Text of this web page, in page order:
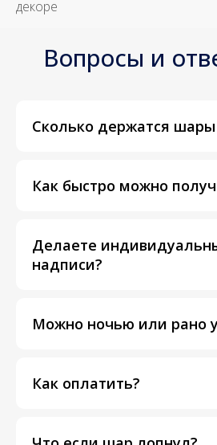
декоре
Вопросы и
Сколько держатся шары
Как быстро можно
Делаете
надписи?
Можно ночью или рано
Как оплатить?